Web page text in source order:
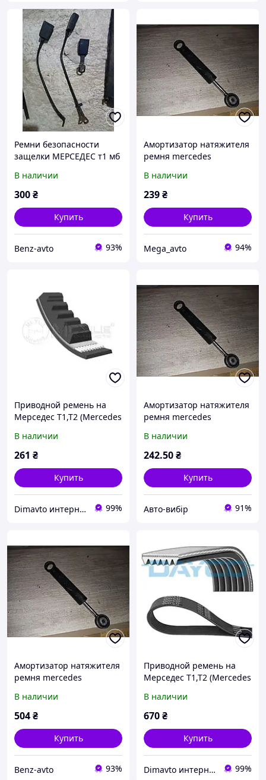
Ремни безопасности
защелки МЕРСЕДЕС т1 мб
310 407 408 409 410
mercedes
В наличии
300₴
Купить
Benz-avto 93%
Амортизатор натяжителя
ремня mercedes
208 209 210 309 310 407
408 409 410
В наличии
239₴
Купить
Mega_avto 94%
Приводной ремень на
Мерседес Т1,Т2 (Mercedes
В наличии
261 ₴
Купить
Dimavto интернет-магазин 99%
Амортизатор натяжителя
ремня mercedes
208 209 210 309 310 407
408 409 410
В наличии
242.50₴
Купить
Авто-вибір 91%
Амортизатор натяжителя
ремня mercedes
208 209 210 309 310 407
408 409 410
В наличии
504₴
Купить
Benz-avto 93%
Приводной ремень на
Мерседес Т1,Т2 (Mercedes
W202,W203,W204 , E-Class
W124,W210,W211,W212,
В наличии
670₴
Купить
Dimavto интернет-магазин 99%